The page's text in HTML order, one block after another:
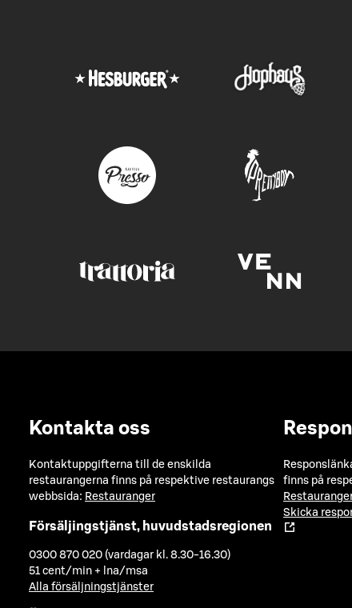
Kontakta oss
Kontaktuppgifterna till de enskilda
restaurangerna finns på respektive restaurangs
webbsida: Restauranger
Försäljingstjänst, huvudstadsregionen
0300 870 020 (vardagar kl. 8.30-16.30)
51 cent/min + lna/msa
Alla försäljningstjänster
finns på
Skicka